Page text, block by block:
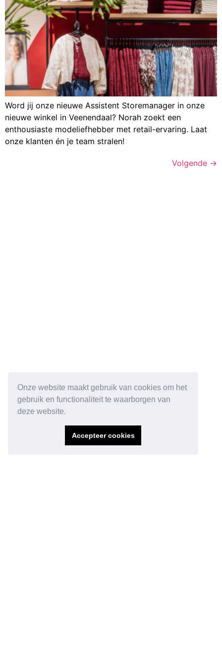
Onze website maakt gebruik van cookies om het
gebruik en functionaliteit te waarborgen van
deze website.
Accepteer cookies
Word jij onze nieuwe Assistent Storemanager in onze
nieuwe winkel in Veenendaal? Norah zoekt een
enthousiaste modeliefhebber met retail-ervaring. Laat
onze klanten én je team stralen!
Volgende →